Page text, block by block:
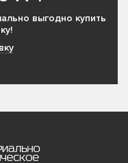
выгодно купить